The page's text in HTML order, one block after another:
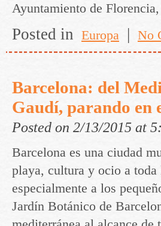
Ayuntamiento de
Posted in Europa | No
Barcelona: del
Gaudí, parando en
Posted on 2/13/2015 at
Barcelona es una ciudad
playa, cultura y ocio a
especialmente a los
Jardín Botánico de